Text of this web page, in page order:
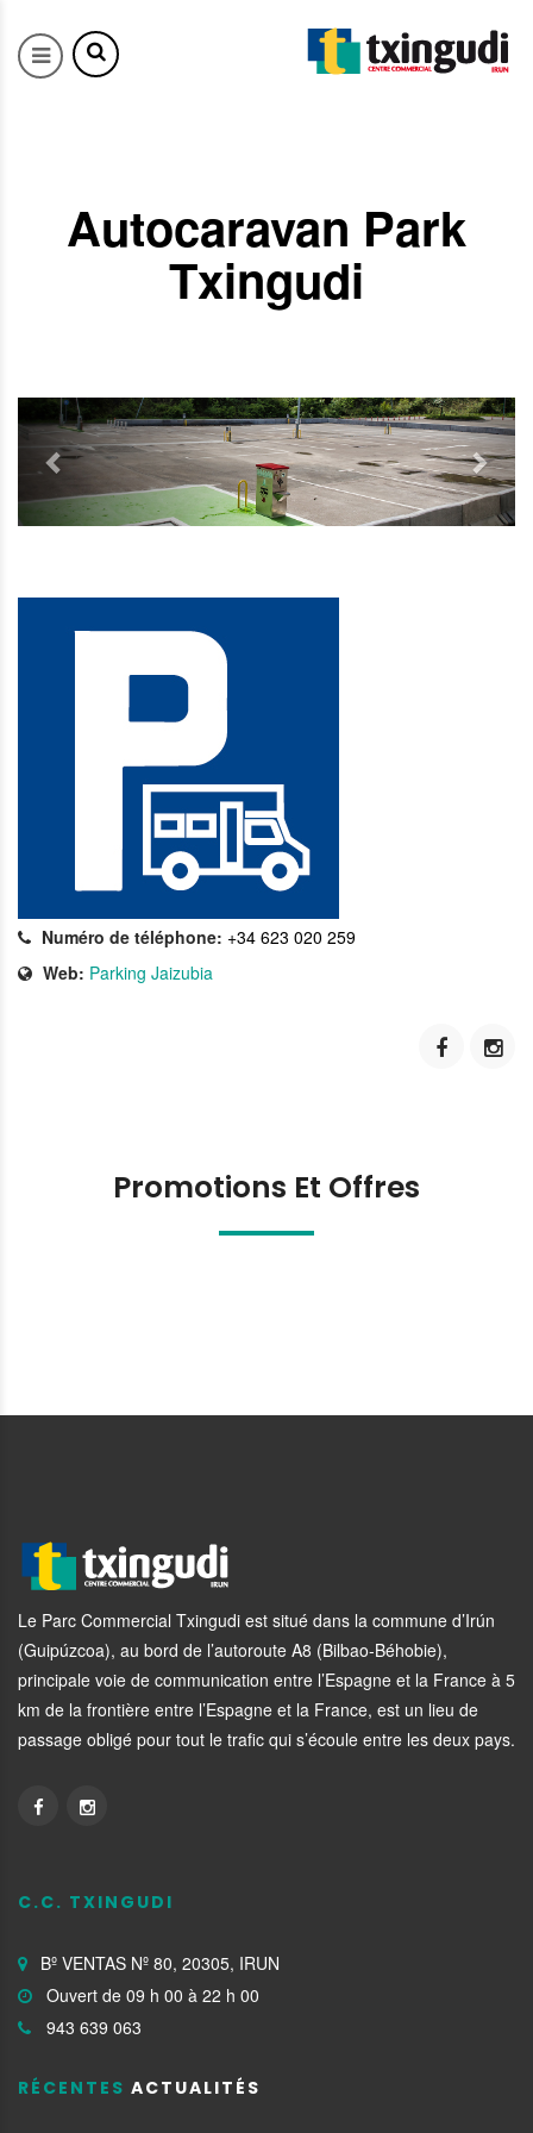
Autocaravan Park
Txingudi
Previous Next
Numéro de téléphone: +34 623 020 259
Web: Parking Jaizubia
Promotions Et Offres
Le Parc Commercial Txingudi est situé dans la commune d’Irún
(Guipúzcoa), au bord de l’autoroute A8 (Bilbao-Béhobie),
principale voie de communication entre l’Espagne et la France à 5
km de la frontière entre l’Espagne et la France, est un lieu de
passage obligé pour tout le trafic qui s’écoule entre les deux pays.
C.C. TXINGUDI
Bº VENTAS Nº 80, 20305, IRUN
Ouvert de 09 h 00 à 22 h 00
943 639 063
RÉCENTES ACTUALITÉS